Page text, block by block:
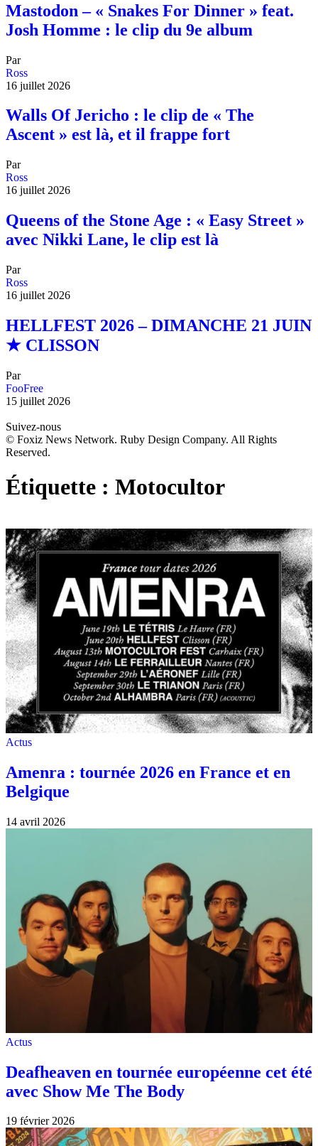
Mastodon – « Snakes For Dinner » feat.
Josh Homme : le clip du 9e album
Par
Ross
16 juillet 2026
Walls Of Jericho : le clip de « The
Ascent » est là, et il frappe fort
Par
Ross
16 juillet 2026
Queens of the Stone Age : « Easy Street »
avec Nikki Lane, le clip est là
Par
Ross
16 juillet 2026
HELLFEST 2026 – DIMANCHE 21 JUIN
★ CLISSON
Par
FooFree
15 juillet 2026
Suivez-nous
© Foxiz News Network. Ruby Design Company. All Rights
Reserved.
Étiquette : Motocultor
Actus
Amenra : tournée 2026 en France et en
Belgique
14 avril 2026
Actus
Deafheaven en tournée européenne cet été
avec Show Me The Body
19 février 2026